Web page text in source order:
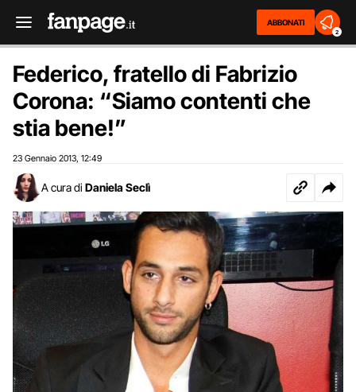
ABBONATI
2
Federico, fratello di Fabrizio
Corona: “Siamo contenti che
stia bene!”
23 Gennaio 2013 12:49
A cura di Daniela Seclì